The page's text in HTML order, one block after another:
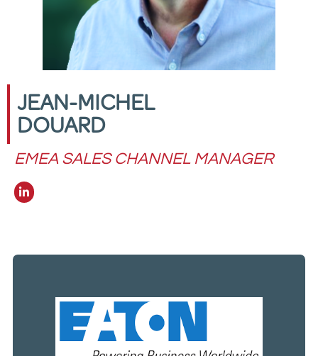
JEAN-MICHEL
DOUARD
EMEA SALES CHANNEL MANAGER